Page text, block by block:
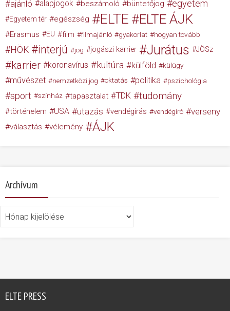
ajánló alapjogok beszámoló büntetőjog egyetem
Egyetem tér egészség ELTE ELTE ÁJK
Erasmus EU film filmajánló gyakorlat hogyan tovább
HÖK interjú jog jogászi karrier Jurátus JÖSz
karrier koronavírus kultúra külföld külügy
művészet nemzetközi jog oktatás politika pszichológia
sport színház tapasztalat TDK tudomány
történelem USA utazás vendégírás vendégíró verseny
választás vélemény ÁJK
Archívum
Archívum
ELTE PRESS